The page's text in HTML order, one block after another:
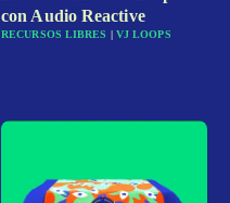
con Audio Reactive
RECURSOS LIBRES | VJ LOOPS